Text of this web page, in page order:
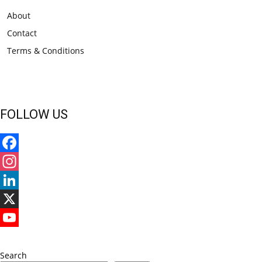
About
Contact
Terms & Conditions
FOLLOW US
Facebook
Instagram
LinkedIn
X
Search